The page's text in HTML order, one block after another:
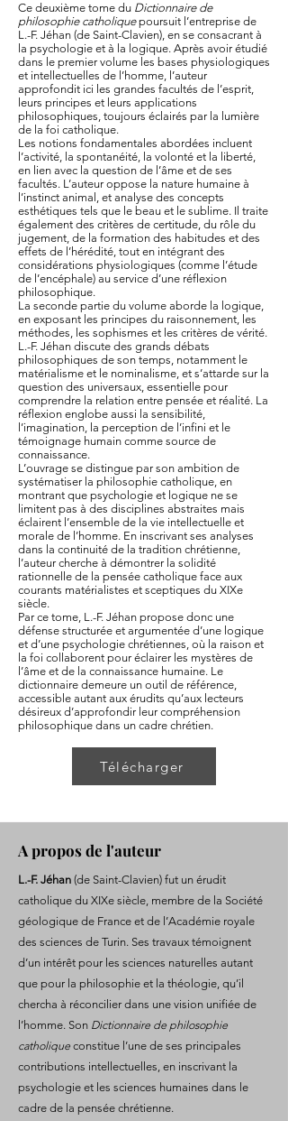
Ce deuxième tome du Dictionnaire de
philosophie catholiquepoursuit l’entreprise de
L.-F. Jéhan (de Saint-Clavien), en se consacrant à
la psychologie et à la logique. Après avoir étudié
dans le premier volume les bases physiologiques
et intellectuelles de l’homme, l’auteur
approfondit ici les grandes facultés de l’esprit,
leurs principes et leurs applications
philosophiques, toujours éclairés par la lumière
de la foi catholique.
Les notions fondamentales abordées incluent
l’activité, la spontanéité, la volonté et la liberté,
en lien avec la question de l’âme et de ses
facultés. L’auteur oppose la nature humaine à
l’instinct animal, et analyse des concepts
esthétiques tels que le beau et le sublime. Il traite
également des critères de certitude, du rôle du
jugement, de la formation des habitudes et des
effets de l’hérédité, tout en intégrant des
considérations physiologiques (comme l’étude
de l’encéphale) au service d’une réflexion
philosophique.
La seconde partie du volume aborde la logique,
en exposant les principes du raisonnement, les
méthodes, les sophismes et les critères de vérité.
L.-F. Jéhan discute des grands débats
philosophiques de son temps, notamment le
matérialisme et le nominalisme, et s’attarde sur la
question des universaux, essentielle pour
comprendre la relation entre pensée et réalité. La
réflexion englobe aussi la sensibilité,
l’imagination, la perception de l’infini et le
témoignage humain comme source de
connaissance.
L’ouvrage se distingue par son ambition de
systématiser la philosophie catholique, en
montrant que psychologie et logique ne se
limitent pas à des disciplines abstraites mais
éclairent l’ensemble de la vie intellectuelle et
morale de l’homme. En inscrivant ses analyses
dans la continuité de la tradition chrétienne,
l’auteur cherche à démontrer la solidité
rationnelle de la pensée catholique face aux
courants matérialistes et sceptiques du XIXe
siècle.
Par ce tome, L.-F. Jéhan propose donc une
défense structurée et argumentée d’une logique
et d’une psychologie chrétiennes, où la raison et
la foi collaborent pour éclairer les mystères de
l’âme et de la connaissance humaine. Le
dictionnaire demeure un outil de référence,
accessible autant aux érudits qu’aux lecteurs
désireux d’approfondir leur compréhension
philosophique dans un cadre chrétien.
Télécharger
A propos de l'auteur
L.-F. Jéhan (de Saint-Clavien) fut un érudit
catholique du XIXe siècle, membre de la Société
géologique de France et de l’Académie royale
des sciences de Turin. Ses travaux témoignent
d’un intérêt pour les sciences naturelles autant
que pour la philosophie et la théologie, qu’il
chercha à réconcilier dans une vision unifiée de
l’homme. Son Dictionnaire de philosophie
catholique constitue l’une de ses principales
contributions intellectuelles, en inscrivant la
psychologie et les sciences humaines dans le
cadre de la pensée chrétienne.